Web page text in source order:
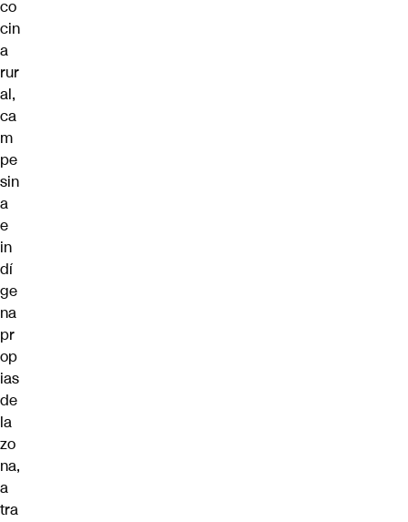
co
cin
a
rur
al,
ca
m
pe
sin
a
e
in
dí
ge
na
pr
op
ias
de
la
zo
na,
a
tra